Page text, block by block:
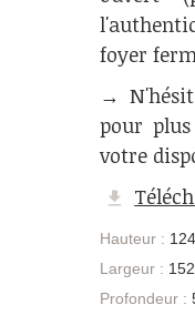
foyer
→
pour
votre
Hauteur :
Largeur :
Profondeur :